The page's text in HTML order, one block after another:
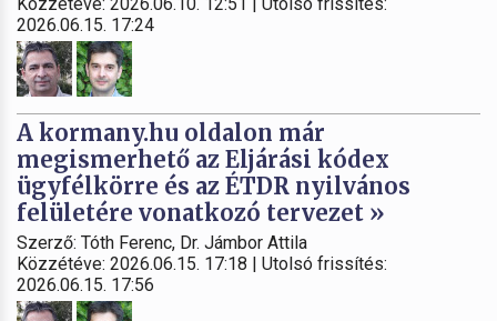
2026.06.15. 17:24
A kormany.hu oldalon már
megismerhető az Eljárási kódex
ügyfélkörre és az ÉTDR nyilvános
felületére vonatkozó tervezet »
Szerző: Tóth Ferenc, Dr. Jámbor Attila
Közzétéve: 2026.06.15. 17:18 | Utolsó frissítés:
2026.06.15. 17:56